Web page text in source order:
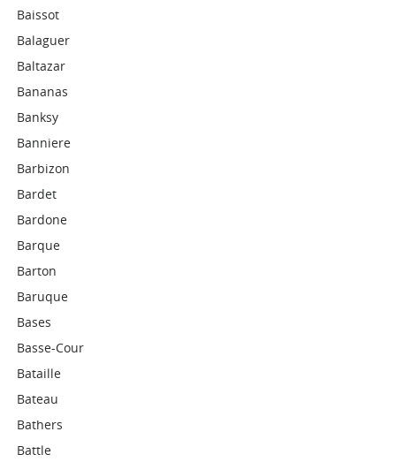
Baissot
Balaguer
Baltazar
Bananas
Banksy
Banniere
Barbizon
Bardet
Bardone
Barque
Barton
Baruque
Bases
Basse-Cour
Bataille
Bateau
Bathers
Battle